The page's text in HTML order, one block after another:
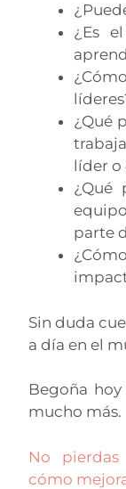
¿Es
¿Qué
líder o
¿Qué
parte
Sin duda
a día en el
Begoña
mucho más.
No
cómo